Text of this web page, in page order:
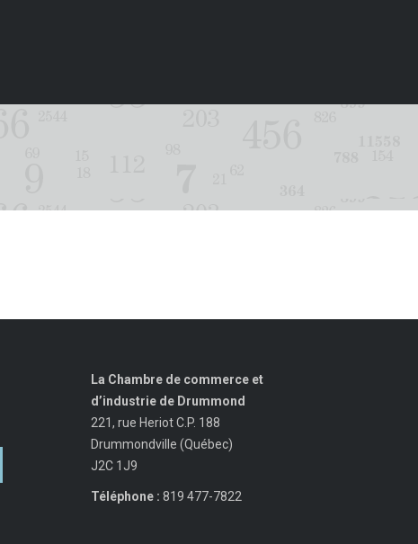
La Chambre de commerce et
d’industrie de Drummond
221, rue Heriot C.P. 188
Drummondville (Québec)
J2C 1J9
Téléphone : 819 477-7822